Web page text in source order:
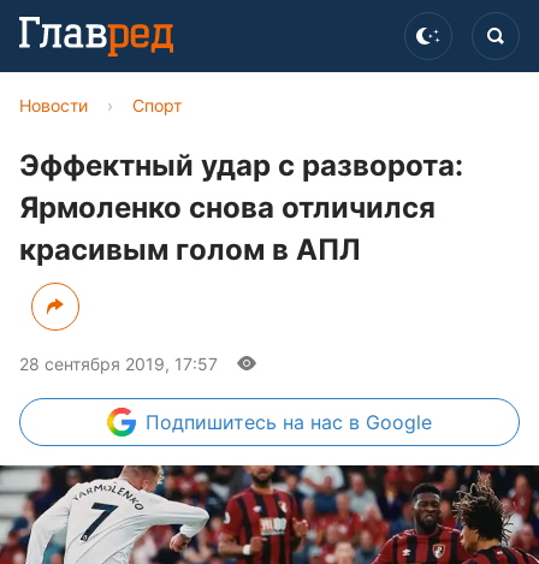
Новости › Спорт
Эффектный удар с разворота:
Ярмоленко снова отличился
красивым голом в АПЛ
28 сентября 2019, 17:57
Подпишитесь на нас в Google